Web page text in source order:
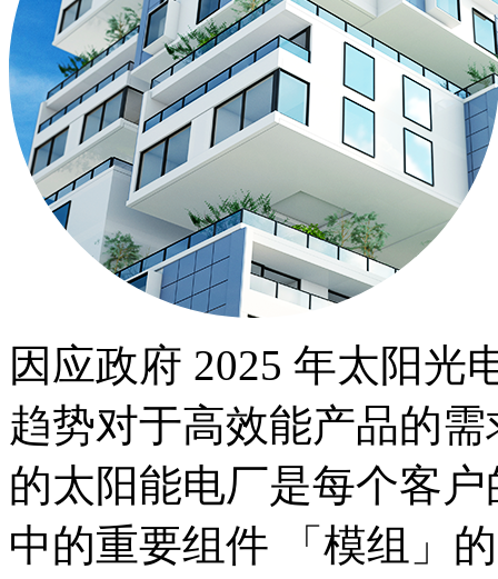
因应政府 2025 年太阳光
趋势对于高效能产品的
的太阳能电厂是每个客
中的重要组件 「模组」